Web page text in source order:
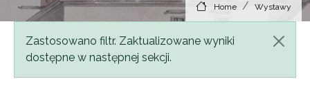
Home Wystawy
Status message
Zastosowano filtr. Zaktualizowane wyniki
dostępne w następnej sekcji.